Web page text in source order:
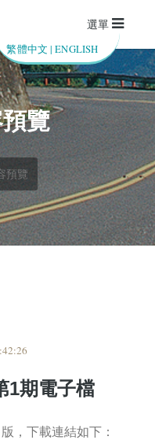
繁體中文 |ENGLISH
選單
覽
預覽
1期電子檔
，下載連結如下：